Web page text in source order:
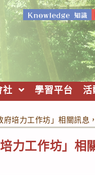
社 學習平台 活
培力工作坊」相關訊息
力工作坊」相